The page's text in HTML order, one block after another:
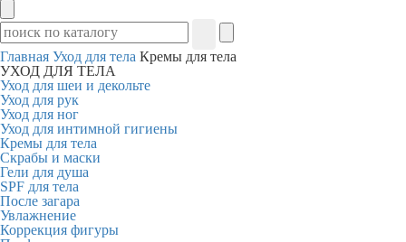
Главная Уход для тела Кремы для тела
УХОД ДЛЯ ТЕЛА
Уход для шеи и декольте
Уход для рук
Уход для ног
Уход для интимной гигиены
Кремы для тела
Скрабы и маски
Гели для душа
SPF для тела
После загара
Увлажнение
Коррекция фигуры